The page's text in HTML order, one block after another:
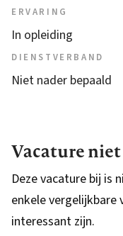
ERVARING
In opleiding
DIENSTVERBAND
Niet nader bepaald
Vacature
Deze vacature bij is
enkele
interessant zijn.